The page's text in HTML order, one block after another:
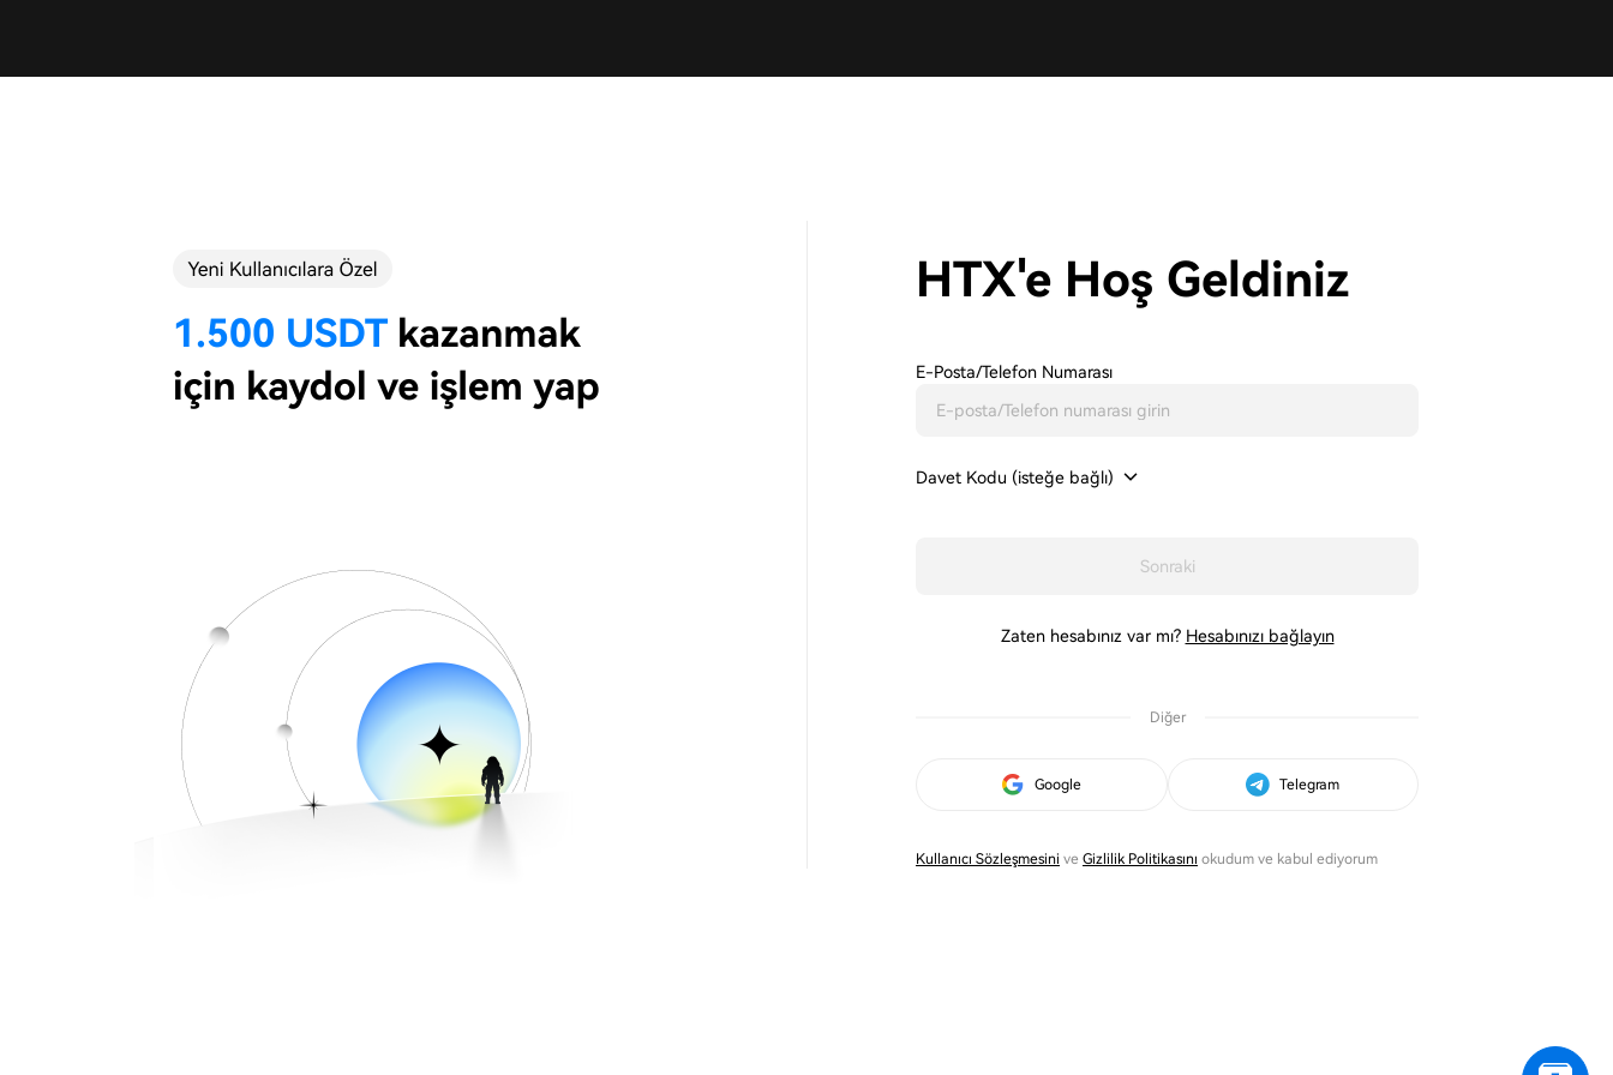
HTX'e Hoş Geldiniz
E-Posta/Telefon Numarası
Davet Kodu (isteğe bağlı)
Sonraki
Zaten hesabınız var mı? Hesabınızı bağlayın
Diğer
Google Telegram
Kullanıcı Sözleşmesini ve Gizlilik Politikasını okudum ve kabul ediyorum